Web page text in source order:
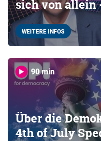
sich von allein
WEITERE INFOS
90 min
Über die
4th of July